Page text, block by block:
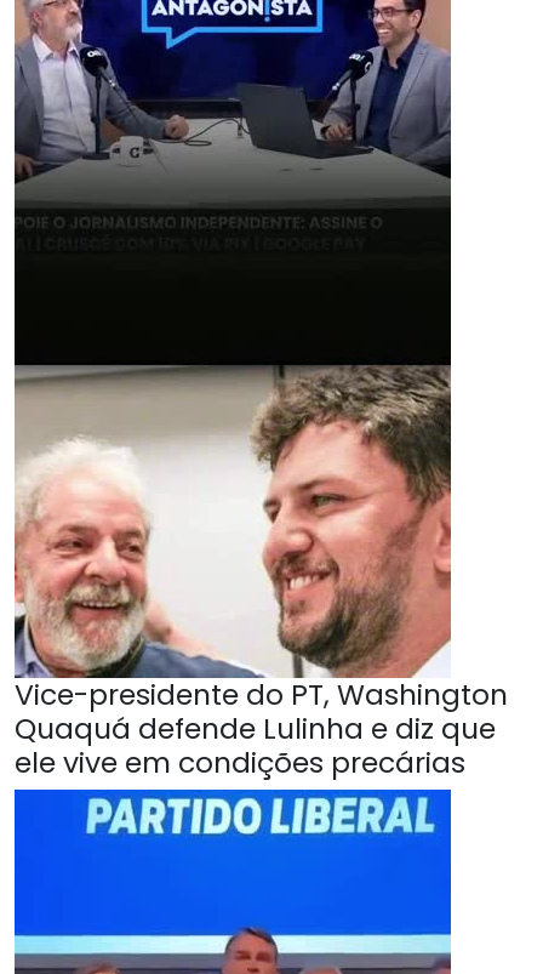
Vice-presidente do PT, Washington
Quaquá defende Lulinha e diz que
ele vive em condições precárias